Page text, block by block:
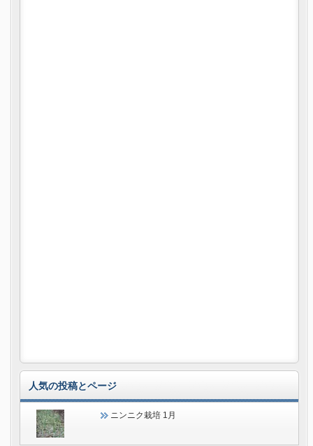
人気の投稿とページ
ニンニク栽培 1月